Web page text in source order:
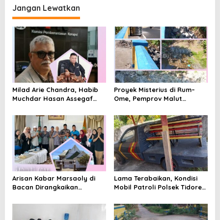
a
s
o
s
Jangan Lewatkan
Milad Arie Chandra, Habib
Muchdar Hasan Assegaf
Solid
Proyek Misterius di Rum–
Ome, Pemprov Malut
Lalu Punya Siapa?
Arisan Kabar Marsaoly di
Bacan Dirangkaikan
Kesultanan Bacan
Lama Terabaikan, Kondisi
Mobil Patroli Polsek Tidore
Kapolda